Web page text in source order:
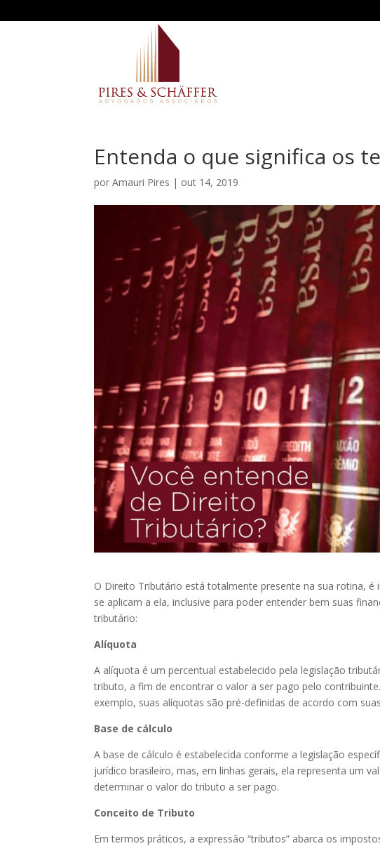
Entenda o que significa os
porAmauri Pires | out 14, 2019
O Direito Tributário está totalmente presente na sua rotina,
se aplicam a ela, inclusive para poder entender bem suas
tributário:
Alíquota
A alíquota é um percentual estabelecido pela legislação
tributo, a fim de encontrar o valor a ser pago pelo
exemplo, suas alíquotas são pré-definidas de acordo com
Base de cálculo
A base de cálculo é estabelecida conforme a legislação
jurídico brasileiro, mas, em linhas gerais, ela representa um
determinar o valor do tributo a ser pago.
Conceito de Tributo
Em termos práticos, a expressão “tributos” abarca os